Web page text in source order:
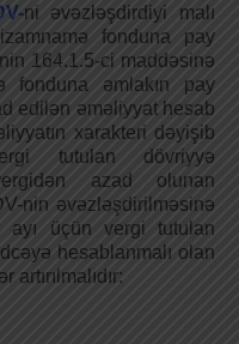
ni əvəzləşdirdiyi malı
fonduna pay
164.1.5-ci maddəsinə
fonduna əmlakın pay
edilən əməliyyat hesab
xarakteri dəyişib
tutulan dövriyyə
azad olunan
nin əvəzləşdirilməsinə
üçün vergi tutulan
hesablanmalı olan